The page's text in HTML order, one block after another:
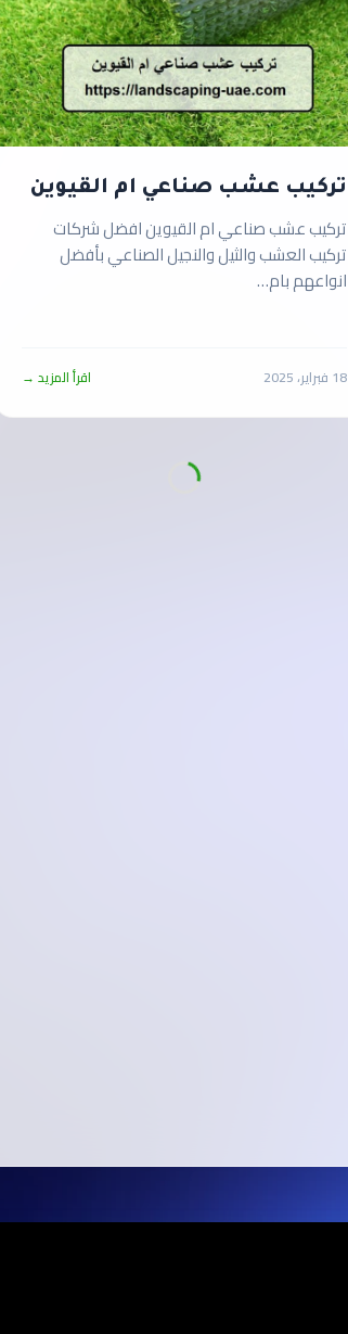
تركيب عشب صناعي ام القيوين
تركيب عشب صناعي ام القيوين افضل شركات
تركيب العشب والثيل والنجيل الصناعي بأفضل
انواعهم بام…
18 فبراير، 2025 اقرأ المزيد →